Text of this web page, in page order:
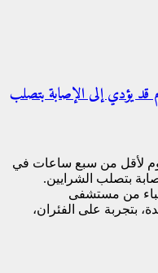
قد يؤدي إلى الإصابة بتصلب
لأقل من سبع ساعات في
بتصلب الشرايين.
من مستشفى
بتجربة على الفئران،